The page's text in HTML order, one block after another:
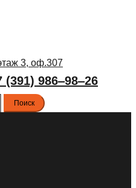
3, оф.307
(391) 986‒98‒26